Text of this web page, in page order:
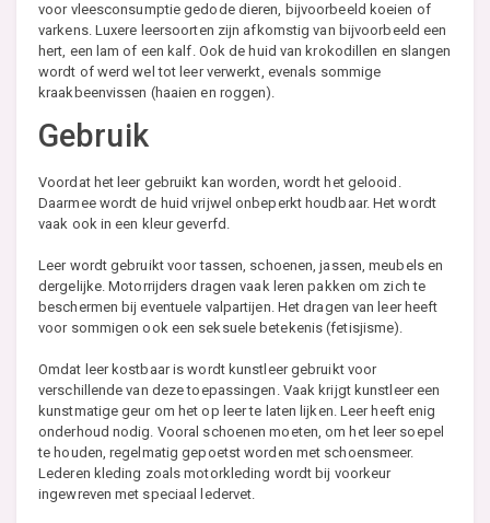
voor vleesconsumptie gedode dieren, bijvoorbeeld koeien of
varkens. Luxere leersoorten zijn afkomstig van bijvoorbeeld een
hert, een lam of een kalf. Ook de huid van krokodillen en slangen
wordt of werd wel tot leer verwerkt, evenals sommige
kraakbeenvissen (haaien en roggen).
Gebruik
Voordat het leer gebruikt kan worden, wordt het gelooid.
Daarmee wordt de huid vrijwel onbeperkt houdbaar. Het wordt
vaak ook in een kleur geverfd.
Leer wordt gebruikt voor tassen, schoenen, jassen, meubels en
dergelijke. Motorrijders dragen vaak leren pakken om zich te
beschermen bij eventuele valpartijen. Het dragen van leer heeft
voor sommigen ook een seksuele betekenis (fetisjisme).
Omdat leer kostbaar is wordt kunstleer gebruikt voor
verschillende van deze toepassingen. Vaak krijgt kunstleer een
kunstmatige geur om het op leer te laten lijken. Leer heeft enig
onderhoud nodig. Vooral schoenen moeten, om het leer soepel
te houden, regelmatig gepoetst worden met schoensmeer.
Lederen kleding zoals motorkleding wordt bij voorkeur
ingewreven met speciaal ledervet.